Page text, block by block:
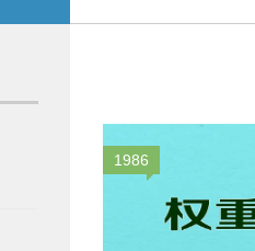
1986